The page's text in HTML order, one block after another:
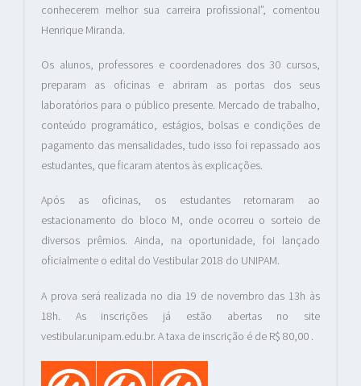
conhecerem melhor sua carreira profissional”, comentou
Henrique Miranda.
Os alunos, professores e coordenadores dos 30 cursos,
preparam as oficinas e abriram as portas dos seus
laboratórios para o público presente. Mercado de trabalho,
conteúdo programático, estágios, bolsas e condições de
pagamento das mensalidades, tudo isso foi repassado aos
estudantes, que ficaram atentos às explicações.
Após as oficinas, os estudantes retornaram ao
estacionamento do bloco M, onde ocorreu o sorteio de
diversos prêmios. Ainda, na oportunidade, foi lançado
oficialmente o edital do Vestibular 2018 do UNIPAM.
A prova será realizada no dia 19 de novembro das 13h às
18h. As inscrições já estão abertas no site
vestibular.unipam.edu.br. A taxa de inscrição é de R$ 80,00 .